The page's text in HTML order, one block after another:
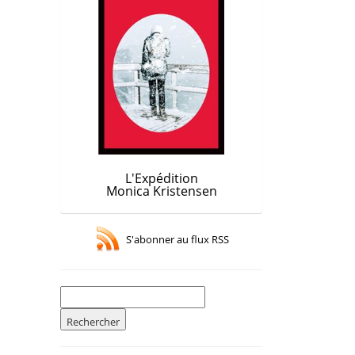
L'Expédition
Monica Kristensen
S'abonner au flux RSS
Rechercher :